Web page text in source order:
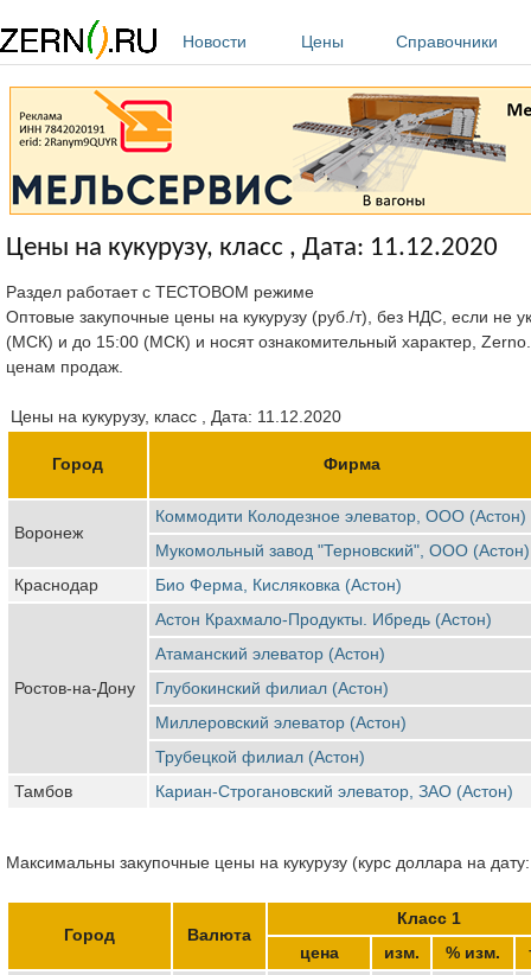
Новости
Цены Справочники
Цены на кукурузу, класс , Дата: 11.12.2020
Раздел работает с ТЕСТОВОМ режиме
Оптовые закупочные цены на кукурузу (руб./т), без НДС, если не
(МСК) и до 15:00 (МСК) и носят ознакомительный характер,
ценам продаж.
Цены на кукурузу, класс , Дата: 11.12.2020
Город Фирма
Воронеж
Коммодити Колодезное элеватор, ООО (Астон)
Мукомольный завод "Терновский", ООО (Астон)
Краснодар
Био Ферма, Кисляковка (Астон)
Ростов-на-Дону
Астон Крахмало-Продукты. Ибредь (Астон)
Атаманский элеватор (Астон)
Глубокинский филиал (Астон)
Миллеровский элеватор (Астон)
Трубецкой филиал (Астон)
Тамбов
Кариан-Строгановский элеватор, ЗАО (Астон)
Максимальны закупочные цены на кукурузу (курс доллара на
Город Валюта
Класс 1
цена
изм. % изм.